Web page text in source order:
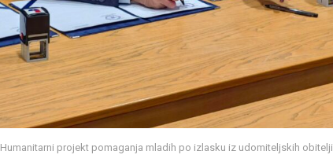
Humanitarni projekt pomaganja mladih po izlasku iz udomiteljskih obitelji